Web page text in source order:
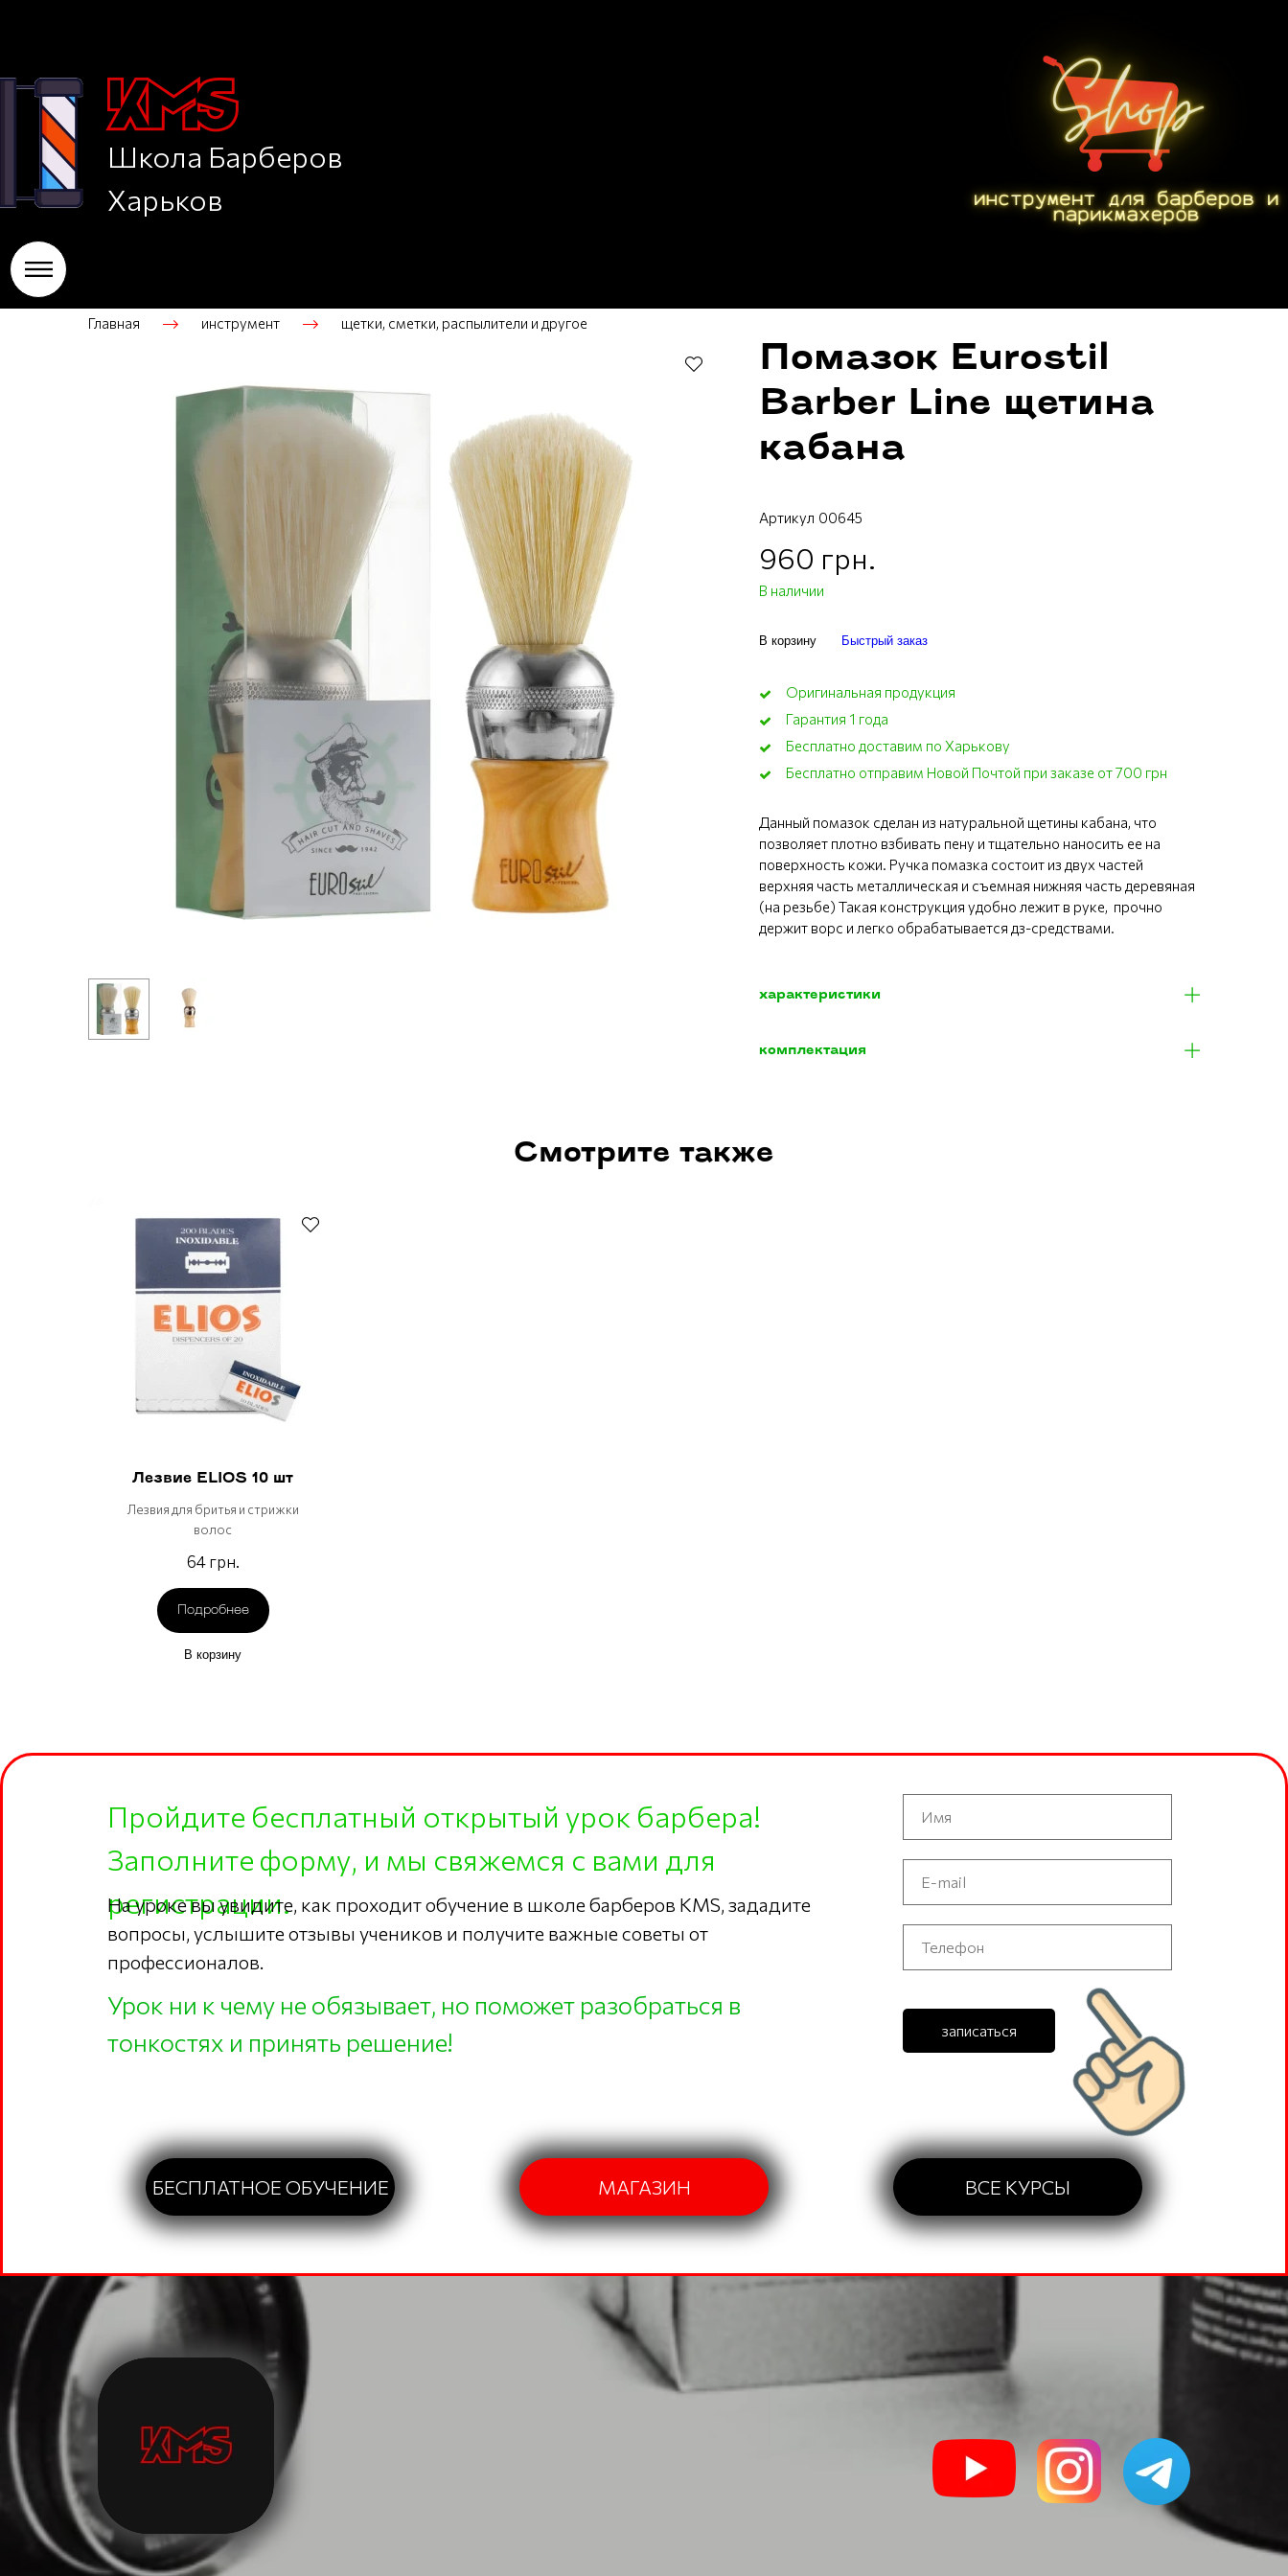
Школа Барберов
Харьков
Главная инструмент щетки, сметки, распылители и другое
Помазок Eurostil
Barber Line щетина
кабана
Артикул 00645
960 грн.
В наличии
В корзину Быстрый заказ
Оригинальная продукция
Гарантия 1 года
Бесплатно доставим по Харькову
Бесплатно отправим Новой Почтой при заказе от 700 грн
Данный помазок сделан из натуральной щетины кабана, что
позволяет плотно взбивать пену и тщательно наносить ее на
поверхность кожи. Ручка помазка состоит из двух частей
верхняя часть металлическая и съемная нижняя часть деревяная
(на резьбе) Такая конструкция удобно лежит в руке, прочно
держит ворс и легко обрабатывается дз-средствами.
характеристики
комплектация
Смотрите также
Лезвие ELIOS 10 шт
Лезвия для бритья и стрижки
волос
64 грн.
Подробнее
В корзину
БЕСПЛАТНОЕ ОБУЧЕНИЕ ВСЕ КУРСЫ
МАГАЗИН
записаться
Пройдите бесплатный открытый урок барбера!
Заполните форму, и мы свяжемся с вами для
регистрации.
На уроке вы увидите, как проходит обучение в школе барберов KMS, зададите
вопросы, услышите отзывы учеников и получите важные советы от
профессионалов.
Урок ни к чему не обязывает, но поможет разобраться в
тонкостях и принять решение!